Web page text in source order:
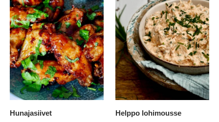
Hunajasiivet Helppo lohimousse